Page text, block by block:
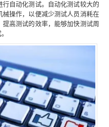
自动化测试。自动化测试较大的
操作，以便减少测试人员消耗在
高测试的效率，能够加快测试周